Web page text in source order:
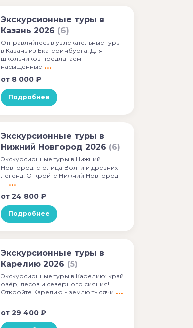
Экскурсионные туры в
Казань 2026 (6)
Отправляйтесь в увлекательные туры
в Казань из Екатеринбурга! Для
школьников предлагаем
насыщенные
от 8 000 ₽
Подробнее
Экскурсионные туры в
Нижний Новгород 2026 (6)
Экскурсионные туры в Нижний
Новгород: столица Волги и древних
легенд! Откройте Нижний Новгород
—
от 24 800 ₽
Подробнее
Экскурсионные туры в
Карелию 2026 (5)
Экскурсионные туры в Карелию: край
озёр, лесов и северного сияния!
Откройте Карелию - землю тысячи
от 29 400 ₽